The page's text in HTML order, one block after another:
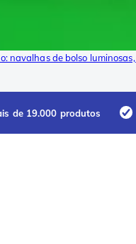
navalhas de bolso
de 19.000 produtos